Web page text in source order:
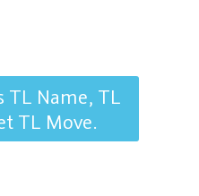
TL Name, TL
TL Move.